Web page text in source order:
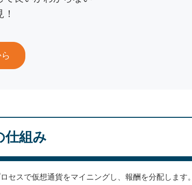
仕組み
セスで仮想通貨をマイニングし、報酬を分配します。